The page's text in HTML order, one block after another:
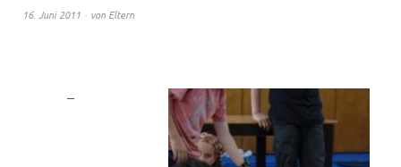
16. Juni 2011 von Eltern